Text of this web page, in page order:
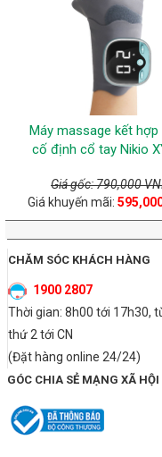
Máy massage kết hợp
cố định cổ tay Nikio
Giá gốc: 790,000
Giá khuyến mãi:
CHĂM SÓC KHÁCH HÀNG
1900 2807
Thời gian: 8h00 tới 17h30,
thứ 2 tới CN
(Đặt hàng online 24/24)
GÓC CHIA SẺ MẠNG XÃ HỘI